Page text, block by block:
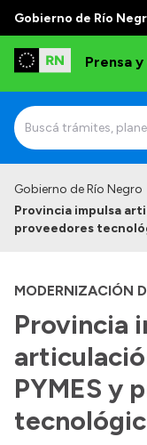
Gobierno de Río
Prensa
Institucional
Referentes de
Archivo de
Transparencia
Presupuesto
Gobierno de Río Negro
Provincia impulsa
proveedores
MODERNIZACIÓN
Provincia
PYMES y